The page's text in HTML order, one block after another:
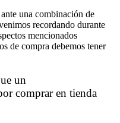
una combinación de
recordando durante
mencionados
de compra debemos tener
un
comprar en tienda